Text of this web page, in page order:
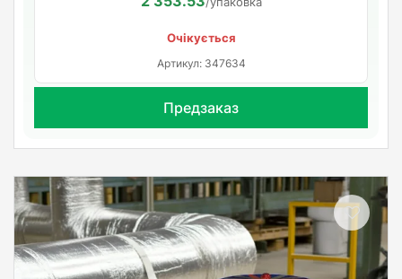
Очікується
Артикул: 347634
Предзаказ